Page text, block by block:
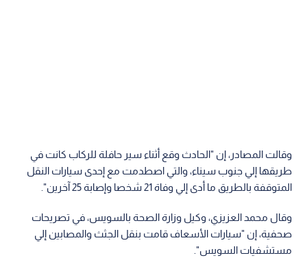
وقالت المصادر، إن "الحادث وقع أثناء سير حافلة للركاب كانت في
طريقها إلي جنوب سيناء، والتي اصطدمت مع إحدى سيارات النقل
المتوقفة بالطريق ما أدى إلي وفاة 21 شخصا وإصابة 25 آخرين".
وقال محمد العزيزي، وكيل وزارة الصحة بالسويس، في تصريحات
صحفية، إن "سيارات الأسعاف قامت بنقل الجثث والمصابين إلي
مستشفيات السويس".